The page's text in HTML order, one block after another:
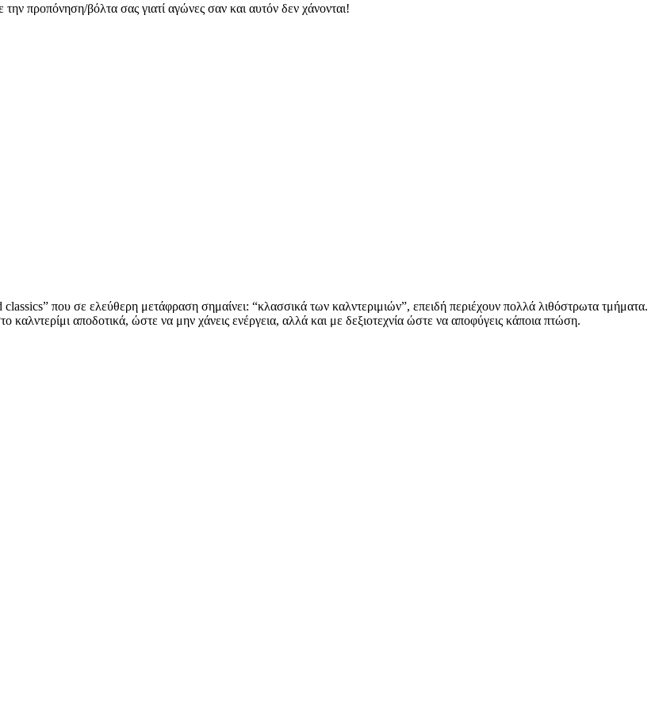
προπόνηση/βόλτα σας γιατί αγώνες σαν και αυτόν δεν χάνονται!
που σε ελεύθερη μετάφραση σημαίνει: “κλασσικά των καλντεριμιών”, επειδή περιέχουν πολλά λιθόστρωτα τμήματα.
καλντερίμι αποδοτικά, ώστε να μην χάνεις ενέργεια, αλλά και με δεξιοτεχνία ώστε να αποφύγεις κάποια πτώση.